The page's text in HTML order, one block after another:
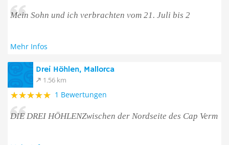
Mein Sohn und ich verbrachten vom 21. Juli bis 2
Mehr Infos
Drei Höhlen, Mallorca
1.56 km
1 Bewertungen
DIE DREI HÖHLENZwischen der Nordseite des Cap Verm